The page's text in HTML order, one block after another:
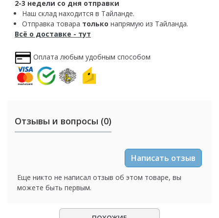
2-3 недели со дня отправки
Наш склад находится в Тайланде.
Отправка товара только напрямую из Тайланда.
Всё о доставке - тут
Оплата любым удобным способом
Отзывы и вопросы (0)
Написать отзыв
Еще никто не написал отзыв об этом товаре, вы
можете быть первым.